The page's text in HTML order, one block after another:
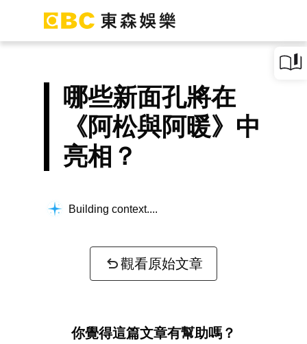
哪些新面孔將在
《阿松與阿暖》中
亮相？
Building context...
觀看原始文章
你覺得這篇文章有幫助嗎？